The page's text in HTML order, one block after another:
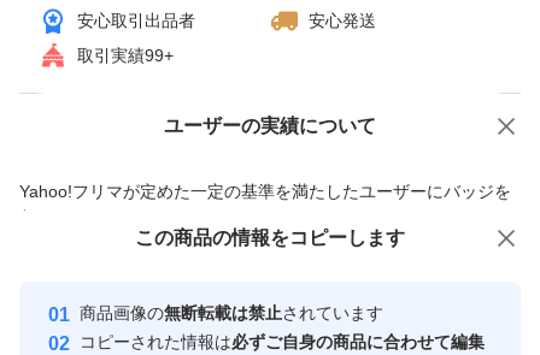
一旦、削除させて
頂くことがあります。
まれに発送が遅れる場合が
お手数ですがお問い合わせ後、
ご購入ください。
安心取引出品者
安心発送
取引実績99+
ユーザーの実績について
Yahoo!フリマが定めた一定の基準を満たしたユーザーにバッジを
付与しています
安心取引出品者
心・安全なユーザーです
価格の相談 商品への質問
この商品の情報をコピーします
商品画像の無断転載は禁止されています
コピーされた情報は必ずご自身の商品に合わせて編集
この商品をみている人にオススメ